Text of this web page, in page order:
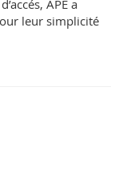
APE a
leur simplicité